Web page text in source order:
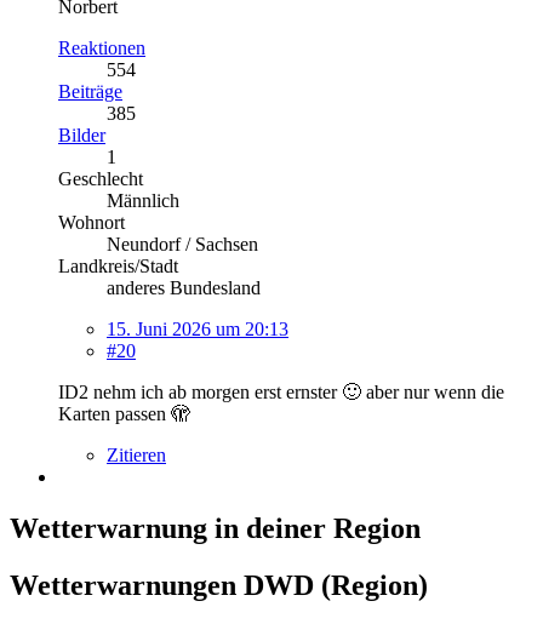
Norbert
Reaktionen
554
Beiträge
385
Bilder
1
Geschlecht
Männlich
Wohnort
Neundorf / Sachsen
Landkreis/Stadt
anderes Bundesland
15. Juni 2026 um 20:13
#20
ID2 nehm ich ab morgen erst ernster 🙂 aber nur wenn die
Karten passen 🫣
Zitieren
Wetterwarnung in deiner Region
Wetterwarnungen DWD (Region)